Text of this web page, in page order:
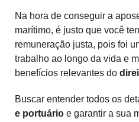
Na hora de conseguir a
marítimo, é justo que você
remuneração justa, pois foi
trabalho ao longo da vida e
benefícios relevantes do
Buscar entender todos os
e portuário e garantir a sua